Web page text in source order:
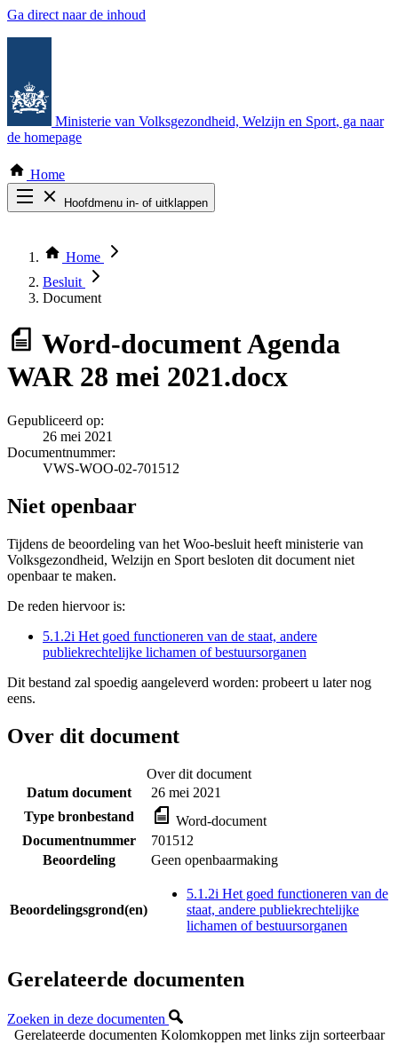
Ga direct naar de inhoud
Ministerie van Volksgezondheid, Welzijn en Sport, ga naar
de homepage
Home
Hoofdmenu in- of uitklappen
Thema COVID-19
Bekijk per bestuursorgaan
Home
Besluit
Document
Word-documentAgenda
WAR 28 mei 2021.docx
Gepubliceerd op:
26 mei 2021
Documentnummer:
VWS-WOO-02-701512
Niet openbaar
Tijdens de beoordeling van het Woo-besluit heeft ministerie van
Volksgezondheid, Welzijn en Sport besloten dit document niet
openbaar te maken.
De reden hiervoor is:
5.1.2i Het goed functioneren van de staat, andere
publiekrechtelijke lichamen of bestuursorganen
Dit bestand zal spoedig aangeleverd worden: probeert u later nog
eens.
Over dit document
Over dit document
Datum document
26 mei 2021
Type bronbestand
Word-document
Documentnummer
701512
Beoordeling
Geen openbaarmaking
Beoordelingsgrond(en)
5.1.2i Het goed functioneren van de
staat, andere publiekrechtelijke
lichamen of bestuursorganen
Gerelateerde documenten
Zoeken in deze documenten
Gerelateerde documenten Kolomkoppen met links zijn sorteerbaar